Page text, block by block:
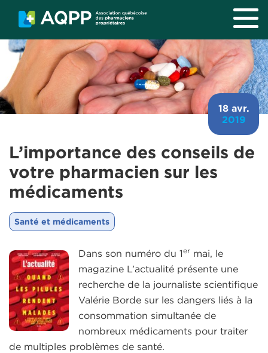
Aller au contenu principal
L’importance des conseils de
votre pharmacien sur les
médicaments
18 avr.
2019
Santé et médicaments
Dans son numéro du 1er mai, le
magazine L’actualité présente une
recherche de la journaliste scientifique
Valérie Borde sur les dangers liés à la
consommation simultanée de
nombreux médicaments pour traiter
de multiples problèmes de santé.